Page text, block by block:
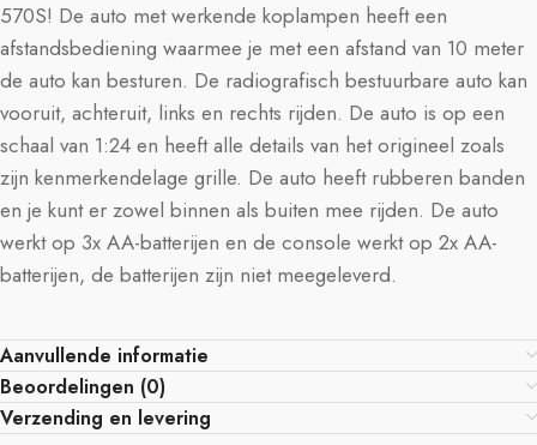
570S! De auto met werkende koplampen heeft een
afstandsbediening waarmee je met een afstand van 10 meter
de auto kan besturen. De radiografisch bestuurbare auto kan
vooruit, achteruit, links en rechts rijden. De auto is op een
schaal van 1:24 en heeft alle details van het origineel zoals
zijn kenmerkendelage grille. De auto heeft rubberen banden
en je kunt er zowel binnen als buiten mee rijden. De auto
werkt op 3x AA-batterijen en de console werkt op 2x AA-
batterijen, de batterijen zijn niet meegeleverd.
Aanvullende informatie
Beoordelingen (0)
Verzending en levering